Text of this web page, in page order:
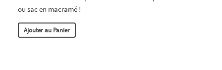
ou sac en macramé !
Ajouter au Panier